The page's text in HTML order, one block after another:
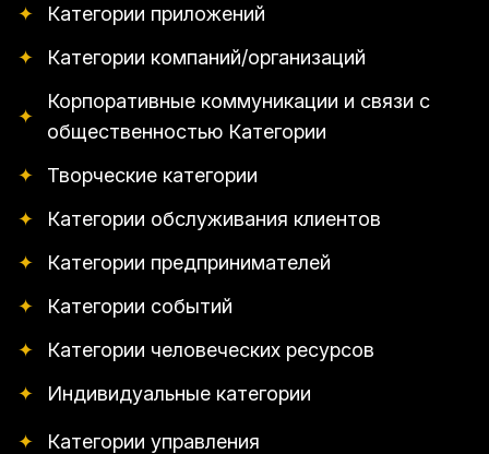
✦
Категории приложений
✦
Категории компаний/организаций
✦
Корпоративные коммуникации и связи с
общественностью Категории
✦
Творческие категории
✦
Категории обслуживания клиентов
✦
Категории предпринимателей
✦
Категории событий
✦
Категории человеческих ресурсов
✦
Индивидуальные категории
✦
Категории управления